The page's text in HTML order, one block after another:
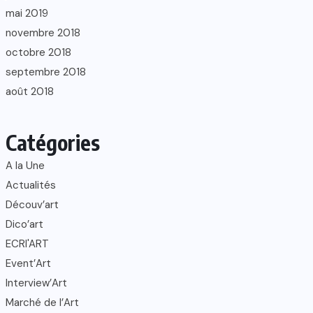
mai 2019
novembre 2018
octobre 2018
septembre 2018
août 2018
Catégories
A la Une
Actualités
Découv’art
Dico’art
ECRI'ART
Event’Art
Interview’Art
Marché de l’Art